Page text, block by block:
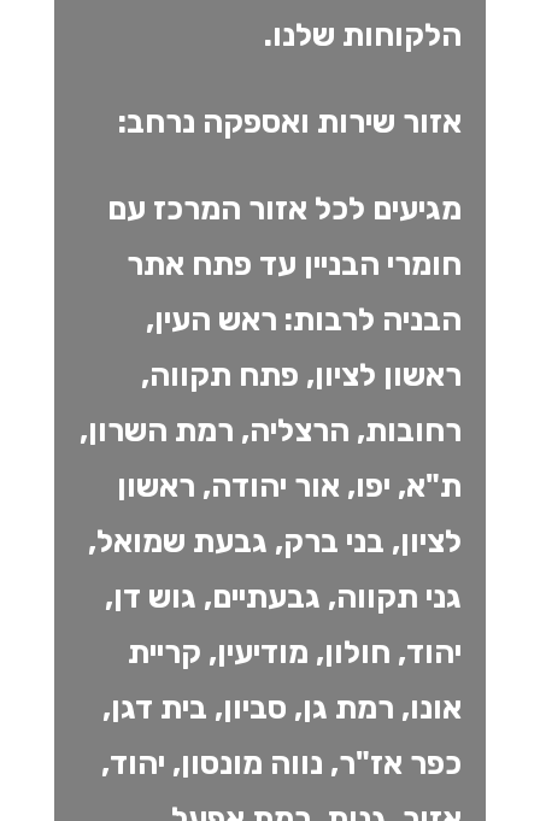
הלקוחות שלנו.
אזור שירות ואספקה נרחב:
מגיעים לכל אזור המרכז עם
חומרי הבניין עד פתח אתר
הבניה לרבות: ראש העין,
ראשון לציון, פתח תקווה,
רחובות, הרצליה, רמת השרון,
ת"א, יפו, אור יהודה, ראשון
לציון, בני ברק, גבעת שמואל,
גני תקווה, גבעתיים, גוש דן,
יהוד, חולון, מודיעין, קריית
אונו, רמת גן, סביון, בית דגן,
כפר אז"ר, נווה מונסון, יהוד,